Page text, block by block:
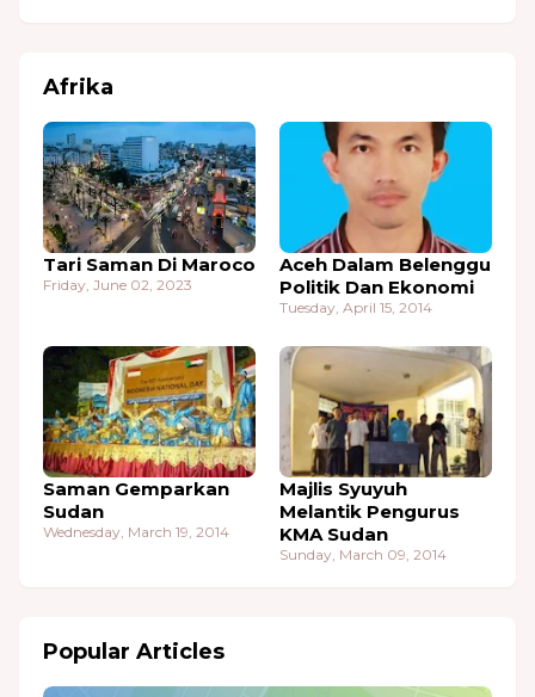
Afrika
Tari Saman Di Maroco
Friday, June 02, 2023
Aceh Dalam Belenggu
Politik Dan Ekonomi
Tuesday, April 15, 2014
Saman Gemparkan
Sudan
Wednesday, March 19, 2014
Majlis Syuyuh
Melantik Pengurus
KMA Sudan
Sunday, March 09, 2014
Popular Articles